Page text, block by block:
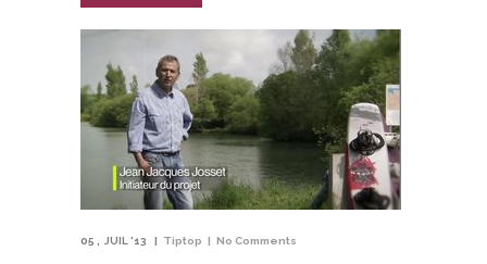
05 JUIL '13 Tiptop No Comments